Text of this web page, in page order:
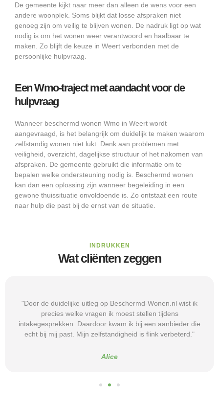
De gemeente kijkt naar meer dan alleen de wens voor een
andere woonplek. Soms blijkt dat losse afspraken niet
genoeg zijn om veilig te blijven wonen. De nadruk ligt op wat
nodig is om het wonen weer verantwoord en haalbaar te
maken. Zo blijft de keuze in Weert verbonden met de
persoonlijke hulpvraag.
Een Wmo-traject met aandacht voor de
hulpvraag
Wanneer beschermd wonen Wmo in Weert wordt
aangevraagd, is het belangrijk om duidelijk te maken waarom
zelfstandig wonen niet lukt. Denk aan problemen met
veiligheid, overzicht, dagelijkse structuur of het nakomen van
afspraken. De gemeente gebruikt die informatie om te
bepalen welke ondersteuning nodig is. Beschermd wonen
kan dan een oplossing zijn wanneer begeleiding in een
gewone thuissituatie onvoldoende is. Zo ontstaat een route
naar hulp die past bij de ernst van de situatie.
INDRUKKEN
Wat cliënten zeggen
"Door de duidelijke uitleg op Beschermd-Wonen.nl wist ik
precies welke vragen ik moest stellen tijdens
intakegesprekken. Daardoor kwam ik bij een aanbieder die
echt bij mij past. Mijn zelfstandigheid is flink verbeterd."
Alice